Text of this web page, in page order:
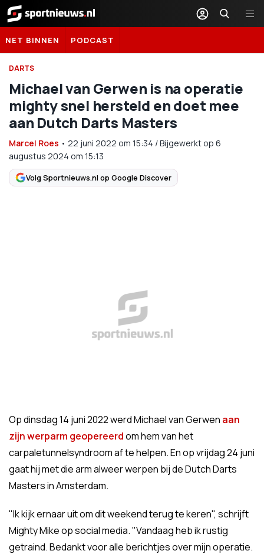
Sportnieuws.nl
NET BINNEN PODCAST
DARTS
Michael van Gerwen is na operatie
mighty snel hersteld en doet mee
aan Dutch Darts Masters
Marcel Roes • 22 juni 2022 om 15:34 /Bijgewerkt op 6
augustus 2024 om 15:13
Volg Sportnieuws.nl op Google Discover
Op dinsdag 14 juni 2022 werd Michael van Gerwen aan
zijn werparm geopereerdom hem van het
carpaletunnelsyndroom af te helpen. En op vrijdag 24 juni
gaat hij met die arm alweer werpen bij de Dutch Darts
Masters in Amsterdam.
"Ik kijk ernaar uit om dit weekend terug te keren", schrijft
Mighty Mike op social media. "Vandaag heb ik rustig
getraind. Bedankt voor alle berichtjes over mijn operatie.